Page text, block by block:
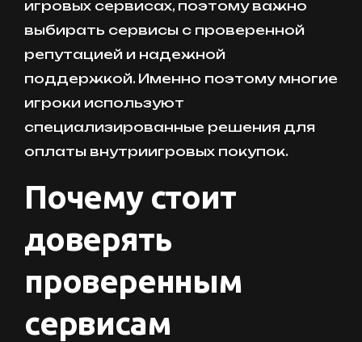
игровых сервисах, поэтому важно
выбирать сервисы с проверенной
репутацией и надежной
поддержкой. Именно поэтому многие
игроки используют
специализированные решения для
оплаты внутриигровых покупок.
Почему стоит
доверять
проверенным
сервисам